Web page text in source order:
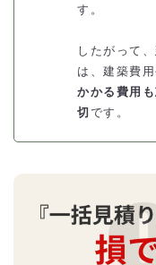
す。
したがって
は、建築費
かかる費用
切 です。